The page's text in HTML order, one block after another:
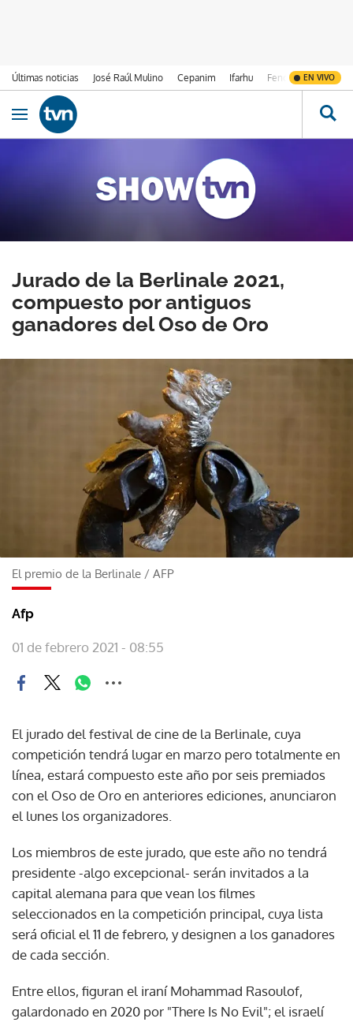
Últimas noticias José Raúl Mulino Cepanim Ifarhu Fenómeno de El
EN VIVO
Ir al contenido
Obrir navegació
Jurado de la Berlinale 2021,
compuesto por antiguos
ganadores del Oso de Oro
El premio de la Berlinale / AFP
Afp
01 de febrero 2021 - 08:55
El jurado del festival de cine de la Berlinale, cuya
competición tendrá lugar en marzo pero totalmente en
línea, estará compuesto este año por seis premiados
con el Oso de Oro en anteriores ediciones, anunciaron
el lunes los organizadores.
Los miembros de este jurado, que este año no tendrá
presidente -algo excepcional- serán invitados a la
capital alemana para que vean los filmes
seleccionados en la competición principal, cuya lista
será oficial el 11 de febrero, y designen a los ganadores
de cada sección.
Entre ellos, figuran el iraní Mohammad Rasoulof,
galardonado en 2020 por "There Is No Evil"; el israelí